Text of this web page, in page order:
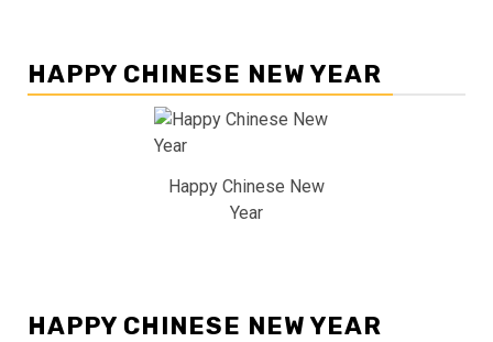
HAPPY CHINESE NEW YEAR
Happy Chinese New
Year
HAPPY CHINESE NEW YEAR